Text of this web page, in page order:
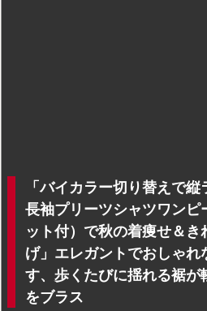
「バイカラー切り替えで
長袖プリーツシャツワンピ
ット付）で秋の着痩せ＆き
げ」エレガントでおしゃ
す、歩くたびに揺れる裾が
をブラス